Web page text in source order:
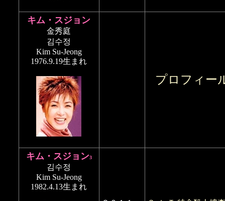
キム・スジョン
金秀庭
김수정
Kim Su-Jeong
1976.9.19生まれ
プロフィー
キム・スジョン3
김수정
Kim Su-Jeong
1982.4.13生まれ